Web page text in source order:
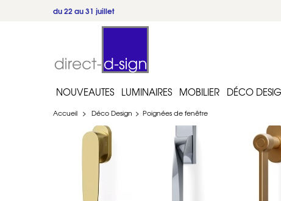
5/5·262 avis
NOUVEAUTES LUMINAIRES MOBILIER DÉCO
Accueil > Déco Design > Poignées de fenêtre